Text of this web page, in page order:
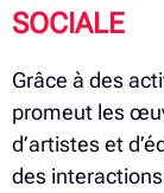
SOCIALE
Grâce à des
promeut les
d’artistes et
des